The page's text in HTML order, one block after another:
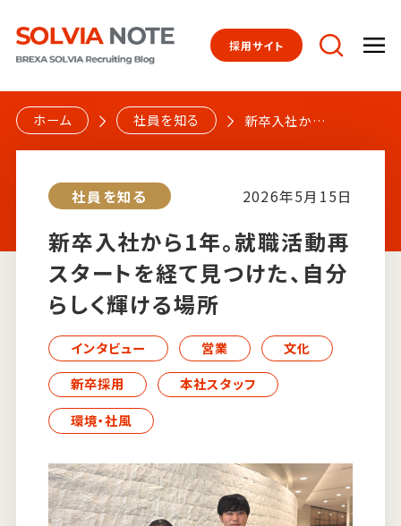
採用サイト
ホーム 社員を知る
新卒入社から
経て見つけ
輝ける場所
社員を知る 2026年5月15日
新卒入社から1年。就職活動再
スタートを経て見つけた、自分
らしく輝ける場所
インタビュー 営業
文化
新卒採用
本社スタッフ
環境・社風
トップページ
社員を知る
仕事を知る
文化を知る
すべての記事
ランキング